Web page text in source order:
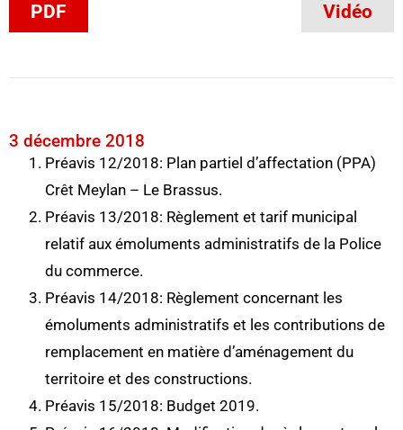
PDF Vidéo
3 décembre 2018
Préavis 12/2018: Plan partiel d’affectation (PPA)
Crêt Meylan – Le Brassus.
Préavis 13/2018: Règlement et tarif municipal
relatif aux émoluments administratifs de la Police
du commerce.
Préavis 14/2018: Règlement concernant les
émoluments administratifs et les contributions de
remplacement en matière d’aménagement du
territoire et des constructions.
Préavis 15/2018: Budget 2019.